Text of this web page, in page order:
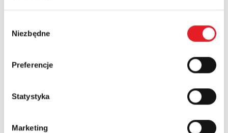
zgody
Niezbędne
Preferencje
Statystyka
Marketing
Company: